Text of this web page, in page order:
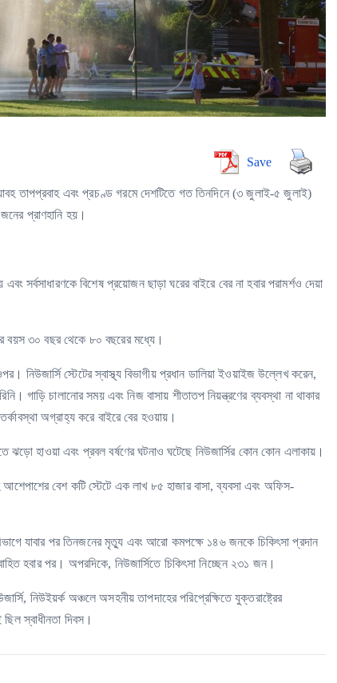
Save
তাপপ্রবাহ এবং প্রচণ্ড গরমে দেশটিতে গত তিনদিনে (৩ জুলাই-৫ জুলাই)
প্রাণহানি হয়।
বিশেষ প্রয়োজন ছাড়া ঘরের বাইরে বের না হবার পরামর্শও দেয়া
বয়স ৩০ বছর থেকে ৮০ বছরের মধ্যে।
স্টেটের স্বাস্থ্য বিভাগীয় প্রধান ডালিয়া ইওয়াইজ উল্লেখ করেন,
গাড়ি চালানোর সময় এবং নিজ বাসায় শীতাতপ নিয়ন্ত্রণের ব্যবস্থা না থাকার
অগ্রাহ্য করে বাইরে বের হওয়ায়।
ঝড়ো হাওয়া এবং প্রবল বর্ষণের ঘটনাও ঘটেছে নিউজার্সির কোন কোন এলাকায়।
আশেপাশের বেশ কটি স্টেটে এক লাখ ৮৫ হাজার বাসা, ব্যবসা এবং অফিস-
যাবার পর তিনজনের মৃত্যু এবং আরো কমপক্ষে ১৪৬ জনকে চিকিৎসা প্রদান
হবার পর। অপরদিকে, নিউজার্সিতে চিকিৎসা নিচ্ছেন ২৩১ জন।
নিউইয়র্ক অঞ্চলে অসহনীয় তাপদাহের পরিপ্রেক্ষিতে যুক্তরাষ্ট্রের
স্বাধীনতা দিবস।